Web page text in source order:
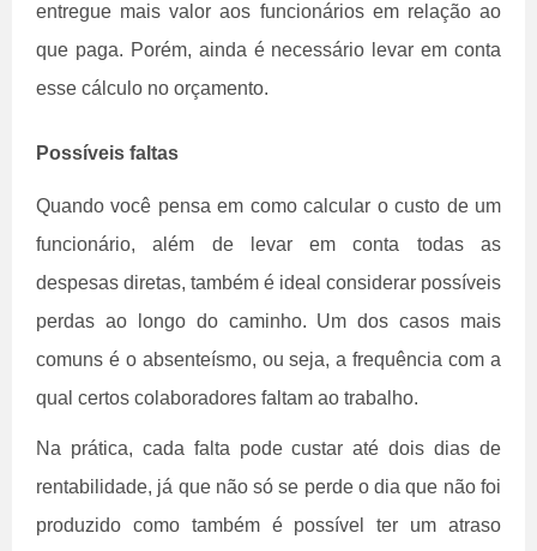
entregue mais valor aos funcionários em relação ao
que paga. Porém, ainda é necessário levar em conta
esse cálculo no orçamento.
Possíveis faltas
Quando você pensa em como calcular o custo de um
funcionário, além de levar em conta todas as
despesas diretas, também é ideal considerar possíveis
perdas ao longo do caminho. Um dos casos mais
comuns é o absenteísmo, ou seja, a frequência com a
qual certos colaboradores faltam ao trabalho.
Na prática, cada falta pode custar até dois dias de
rentabilidade, já que não só se perde o dia que não foi
produzido como também é possível ter um atraso